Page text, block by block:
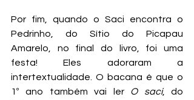
Por fim, quando o Saci encontra o
Pedrinho, do Sítio do Picapau
Amarelo, no final do livro, foi uma
festa! Eles adoraram a
intertextualidade. O bacana é que o
1º ano também vai ler O saci, do